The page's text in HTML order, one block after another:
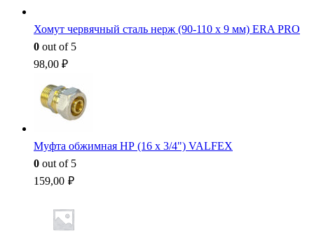
Хомут червячный сталь нерж (90-110 x 9 мм) ERA PRO
0 out of 5
98,00₽
Муфта обжимная НР (16 x 3/4") VALFEX
0 out of 5
159,00 ₽